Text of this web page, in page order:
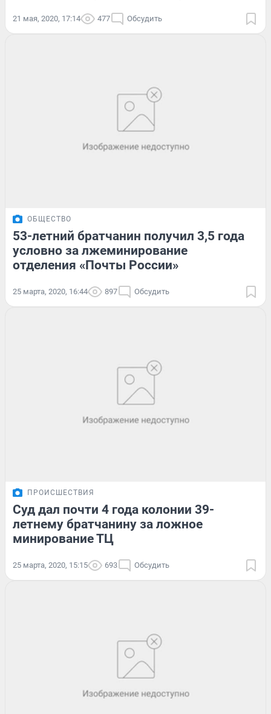
21 мая, 2020, 17:14 477 Обсудить
ОБЩЕСТВО
53-летний братчанин получил 3,5 года
условно за лжеминирование
отделения «Почты России»
25 марта, 2020, 16:44 897 Обсудить
ПРОИСШЕСТВИЯ
Суд дал почти 4 года колонии 39-
летнему братчанину за ложное
минирование ТЦ
25 марта, 2020, 15:15 693 Обсудить